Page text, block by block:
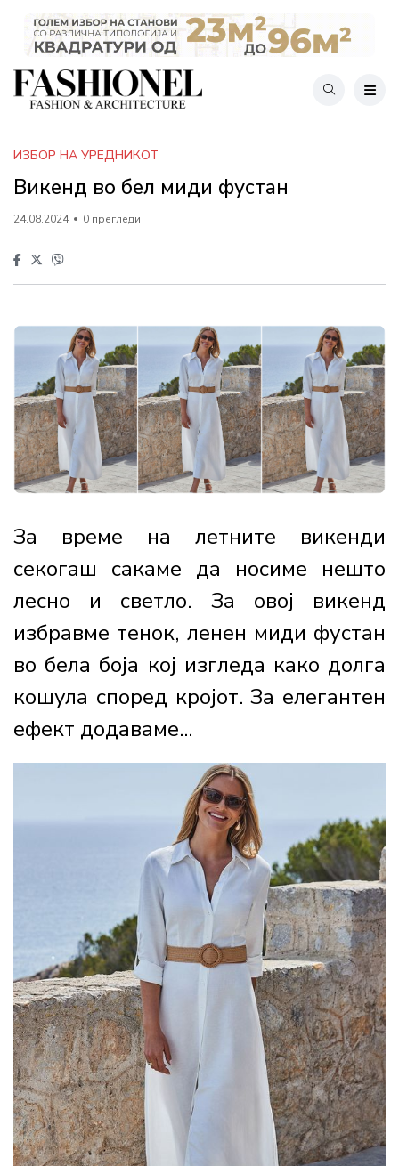
ИЗБОР НА УРЕДНИКОТ
Викенд во бел миди фустан
24.08.2024 0 прегледи
За време на летните викенди
секогаш сакаме да носиме нешто
лесно и светло. За овој викенд
избравме тенок, ленен миди фустан
во бела боја кој изгледа како долга
кошула според кројот. За елегантен
ефект додаваме...